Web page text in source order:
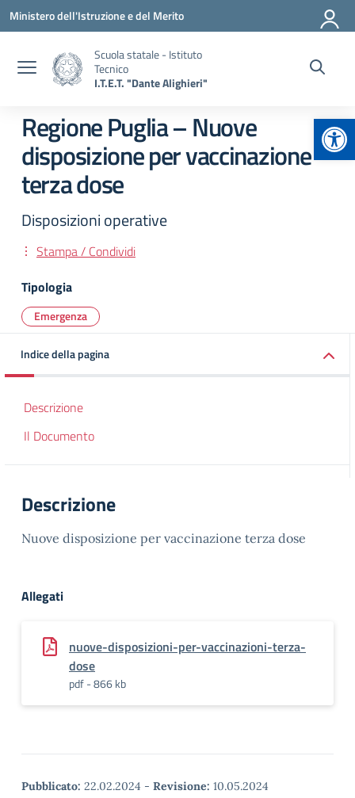
Vai ai contenuti
Vai al menu di navigazione
Vai al footer
Ministero dell'Istruzione e del Merito
Scuola statale - Istituto
Tecnico
I.T.E.T. "Dante Alighieri"
Regione Puglia – Nuove
disposizione per vaccinazione
terza dose
Disposizioni operative
Stampa / Condividi
Tipologia
Emergenza
Indice della pagina
Descrizione
Il Documento
Descrizione
Nuove disposizione per vaccinazione terza dose
Allegati
nuove-disposizioni-per-vaccinazioni-terza-
dose
pdf - 866 kb
Pubblicato: 22.02.2024 - Revisione: 10.05.2024